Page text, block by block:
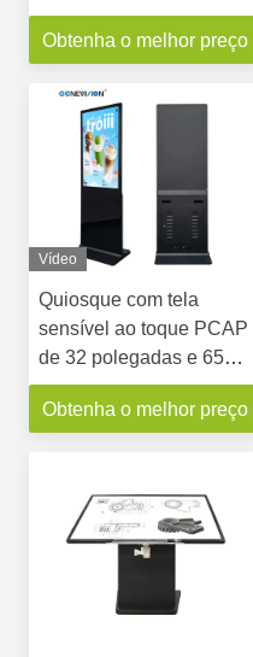
montados na parede
com tela sensível ao
máquina de
autoatendimento
Obtenha o melhor preço
Vídeo
Quiosque com tela
sensível ao toque PCAP
de 32 polegadas e 65
polegadas, resolução 2K
e 4K, Android
Obtenha o melhor preço